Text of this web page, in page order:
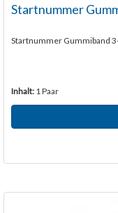
Startnummer
Startnummer Gummiband
Inhalt: 1 Paar